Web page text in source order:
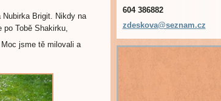
Nubirka Brigit. Nikdy na
Tobě Shakirku,
jsme tě milovali a
604 386882
zdeskova@seznam.cz